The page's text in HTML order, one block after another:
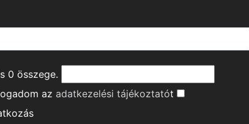
0 összege.
az adatkezelési tájékoztatót